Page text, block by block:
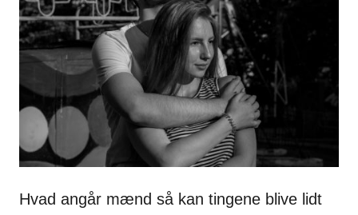
i
e
s
Hvad angår mænd så kan tingene blive lidt